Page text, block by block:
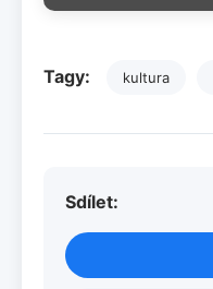
Tagy: kultura
Sdílet: